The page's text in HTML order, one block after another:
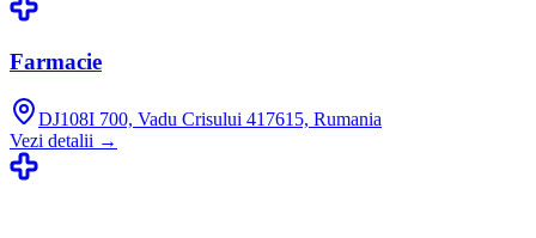
Farmacie
DJ108I 700, Vadu Crisului 417615, Rumania
Vezi detalii →